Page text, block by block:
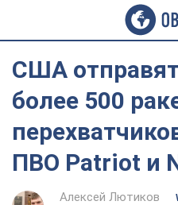
США
более 500
ПВО Patriot и
Алексей Лютиков